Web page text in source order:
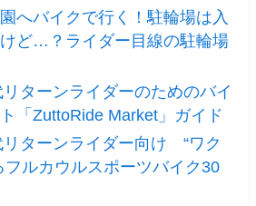
へバイクで行く！駐輪場は入
ど…？ライダー目線の駐輪場
ターンライダーのためのバイ
「ZuttoRide Market」ガイド
リターンライダー向け “ワク
フルカウルスポーツバイク30